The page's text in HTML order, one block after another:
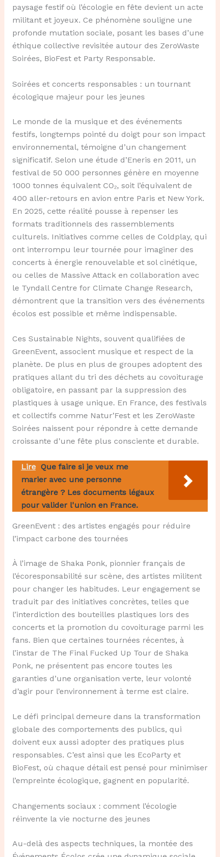
paysage festif où l’écologie en fête devient un acte
militant et joyeux. Ce phénomène souligne une
profonde mutation sociale, posant les bases d’une
éthique collective revisitée autour des ZeroWaste
Soirées, BioFest et Party Responsable.
Soirées et concerts responsables : un tournant
écologique majeur pour les jeunes
Le monde de la musique et des événements
festifs, longtemps pointé du doigt pour son impact
environnemental, témoigne d’un changement
significatif. Selon une étude d’Eneris en 2011, un
festival de 50 000 personnes génère en moyenne
1000 tonnes équivalent CO₂, soit l’équivalent de
400 aller-retours en avion entre Paris et New York.
En 2025, cette réalité pousse à repenser les
formats traditionnels des rassemblements
culturels. Initiatives comme celles de Coldplay, qui
ont interrompu leur tournée pour imaginer des
concerts à énergie renouvelable et sol cinétique,
ou celles de Massive Attack en collaboration avec
le Tyndall Centre for Climate Change Research,
démontrent que la transition vers des événements
écolos est possible et même indispensable.
Ces Sustainable Nights, souvent qualifiées de
GreenEvent, associent musique et respect de la
planète. De plus en plus de groupes adoptent des
pratiques allant du tri des déchets au covoiturage
obligatoire, en passant par la suppression des
plastiques à usage unique. En France, des festivals
et collectifs comme Natur’Fest et les ZeroWaste
Soirées naissent pour répondre à cette demande
croissante d’une fête plus consciente et durable.
Lire Que faire si je veux me
marier avec une personne
étrangère ? Les documents légaux
pour valider l'union en France.
GreenEvent : des artistes engagés pour réduire
l’impact carbone des tournées
À l’image de Shaka Ponk, pionnier français de
l’écoresponsabilité sur scène, des artistes militent
pour changer les habitudes. Leur engagement se
traduit par des initiatives concrètes, telles que
l’interdiction des bouteilles plastiques lors des
concerts et la promotion du covoiturage parmi les
fans. Bien que certaines tournées récentes, à
l’instar de The Final Fucked Up Tour de Shaka
Ponk, ne présentent pas encore toutes les
garanties d’une organisation verte, leur volonté
d’agir pour l’environnement à terme est claire.
Le défi principal demeure dans la transformation
globale des comportements des publics, qui
doivent eux aussi adopter des pratiques plus
responsables. C’est ainsi que les EcoParty et
BioFest, où chaque détail est pensé pour minimiser
l’empreinte écologique, gagnent en popularité.
Changements sociaux : comment l’écologie
réinvente la vie nocturne des jeunes
Au-delà des aspects techniques, la montée des